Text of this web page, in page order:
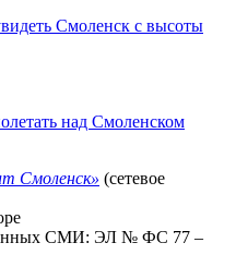
Смоленск с высоты
над Смоленском
Смоленск» (сетевое
СМИ: ЭЛ № ФС 77 –